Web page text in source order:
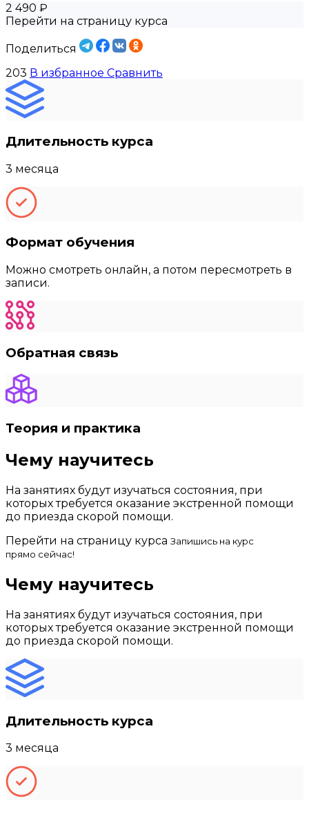
2 490 ₽
Перейти на страницу курса
Поделиться
203 В избранное Сравнить
Длительность курса
3 месяца
Формат обучения
Можно смотреть онлайн, а потом пересмотреть в
записи.
Обратная связь
Теория и практика
Чему научитесь
На занятиях будут изучаться состояния, при
которых требуется оказание экстренной помощи
до приезда скорой помощи.
Перейти на страницу курса Запишись на курс
прямо сейчас!
Чему научитесь
На занятиях будут изучаться состояния, при
которых требуется оказание экстренной помощи
до приезда скорой помощи.
Длительность курса
3 месяца